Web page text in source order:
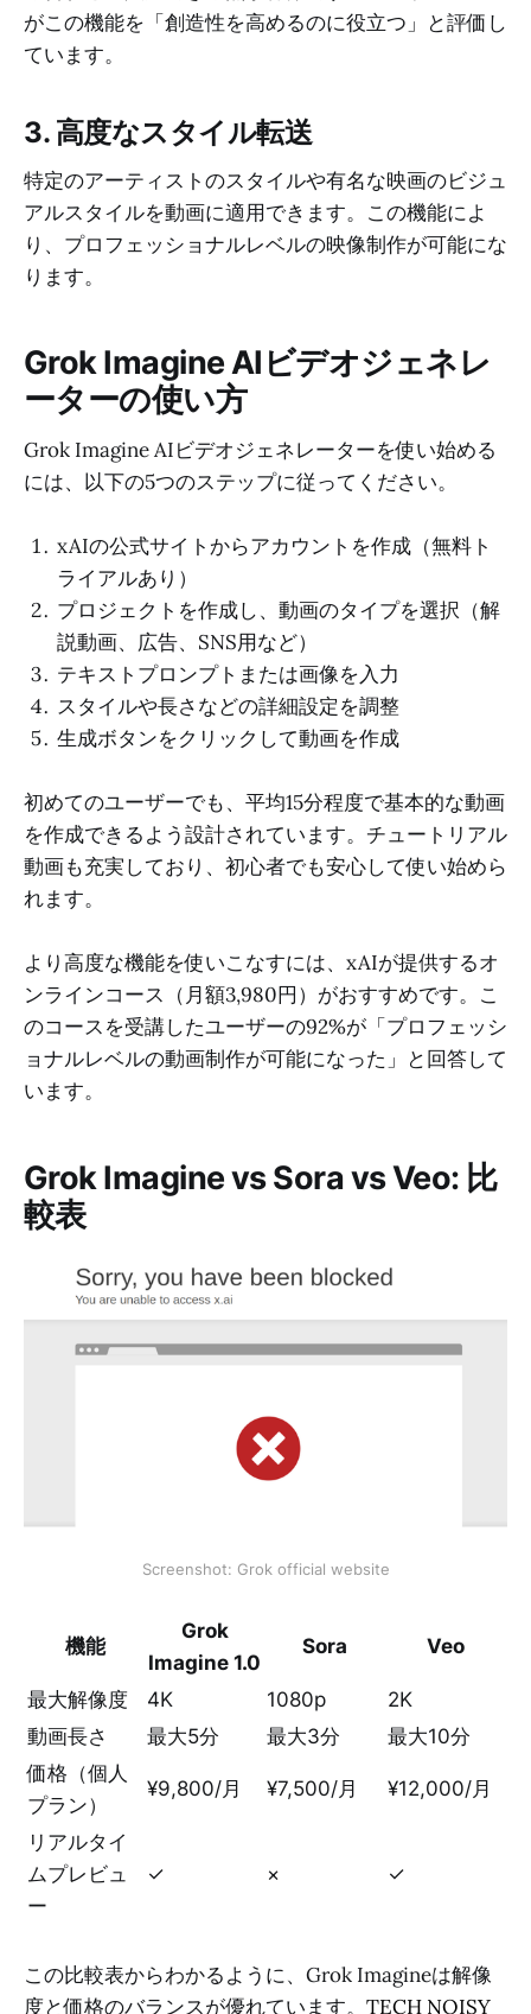
がこの機能を「創造性を高めるのに役立つ」と評価し
ています。
3. 高度なスタイル転送
特定のアーティストのスタイルや有名な映画のビジュ
アルスタイルを動画に適用できます。この機能によ
り、プロフェッショナルレベルの映像制作が可能にな
ります。
Grok Imagine AIビデオジェネレ
ーターの使い方
Grok Imagine AIビデオジェネレーターを使い始める
には、以下の5つのステップに従ってください。
xAIの公式サイトからアカウントを作成（無料ト
ライアルあり）
プロジェクトを作成し、動画のタイプを選択（解
説動画、広告、SNS用など）
テキストプロンプトまたは画像を入力
スタイルや長さなどの詳細設定を調整
生成ボタンをクリックして動画を作成
初めてのユーザーでも、平均15分程度で基本的な動画
を作成できるよう設計されています。チュートリアル
動画も充実しており、初心者でも安心して使い始めら
れます。
より高度な機能を使いこなすには、xAIが提供するオ
ンラインコース（月額3,980円）がおすすめです。こ
のコースを受講したユーザーの92%が「プロフェッシ
ョナルレベルの動画制作が可能になった」と回答して
います。
Grok Imagine vs Sora vs Veo: 比
較表
Screenshot: Grok official website
機能
Grok
Imagine 1.0
Sora Veo
最大解像度 4K 1080p
2K
動画長さ
最大5分 最大3分
最大10分
価格（個人
プラン）
¥9,800/月 ¥7,500/月 ¥12,000/月
リアルタイ
ムプレビュ
ー
✓ × ✓
この比較表からわかるように、Grok Imagineは解像
度と価格のバランスが優れています。 TECH NOISY